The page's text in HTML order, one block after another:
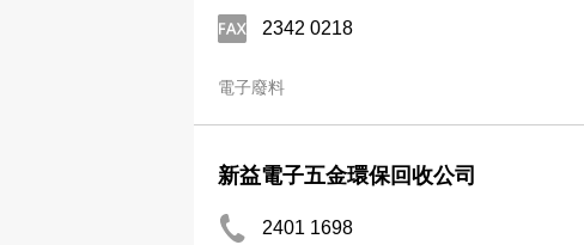
2342 0218
電子廢料
新益電子五金環保回收公司
2401 1698